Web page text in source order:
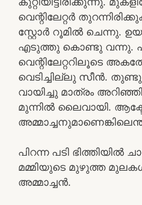
വെന്റിലേറ്റർ
സ്റ്റോർ റൂമിൽ ചെന്നു.
എടുത്തു കൊണ്ടു വന്നു.
വെന്റിലേറ്ററിലൂടെ
വെടിച്ചില്ലു സീൻ.
വായിച്ചു മാത്രം
മുന്നിൽ ലൈവായി.
പിറന്ന പടി ഭിത്തിയിൽ
മമ്മിയുടെ മുഴുത്ത
അമ്മാച്ചൻ.